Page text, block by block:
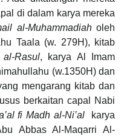
di dalam karya mereka
al-Muhammadiaholeh
Taala (w. 279H), kitab
Rasul, karya Al Imam
(w.1350H) dan
mengarang kitab dan
berkaitan capal Nabi
fi Madh al-Ni’alkarya
Abbas Al-Maqarri Al-